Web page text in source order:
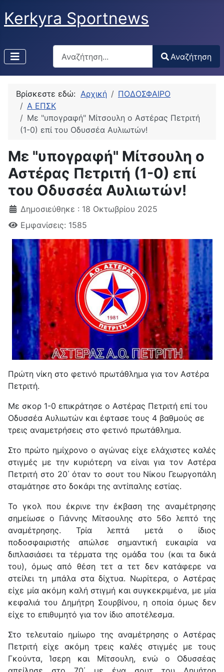
Kerkyra Sportnews
Αναζήτηση
Type 2 or more characters for results.
Αναζήτηση
Βρίσκεστε εδώ: Αρχική
ΠΟΔΟΣΦΑΙΡΟ
Α ΕΠΣΚ
Mε "υπογραφή" Μίτσουλη ο Αστέρας Πετριτή
(1-0) επί του Οδυσσέα Αυλιωτών!
Mε "υπογραφή" Μίτσουλη ο
Αστέρας Πετριτή (1-0) επί
του Οδυσσέα Αυλιωτών!
Δημοσιεύθηκε : 18 Οκτωβρίου 2025
Εμφανίσεις: 1585
Πρώτη νίκη στο φετινό πρωτάθλημα για τον Αστέρα
Πετριτή.
Με σκορ 1-0 επικράτησε ο Αστέρας Πετριτή επί του
Οδυσσέα Αυλιωτών και έφτασε τους 4 βαθμούς σε
τρεις αναμετρήσεις στο φετινό πρωτάθλημα.
Στο πρώτο ημίχρονο ο αγώνας είχε ελάχιστες καλές
στιγμές με την κυριότερη να είναι για τον Αστέρα
Πετριτή στο 20΄ όταν το σουτ του Νίκου Γεωργοπάλη
σταμάτησε στο δοκάρι της αντίπαλης εστίας.
Το γκολ που έκρινε την έκβαση της αναμέτρησης
σημείωσε ο Γιάννης Μίτσουλης στο 56ο λεπτό της
αναμέτρησης. Τρία λεπτά μετά ο ίδιος
ποδοσφαιριστής απώλσε σημαντική ευκαιρία να
διπλασιάσει τα τέρματα της ομάδα του (και τα δικά
του), όμως από θέση τετ α τετ δεν κατάφερε να
στείλει τη μπάλα στα δίχτυα. Νωρίτερα, ο Αστέρας
είχε μία ακόμη καλή στιγμή και συγκεκριμένα, με μία
κεφαλιά του Δημήτρη Σουρβίνου, η οποία όμως δεν
είχε το επιθυμητό για τον ίδιο αποτέλεσμα.
Στο τελευταίο ημίωρο της αναμέτρησης ο Αστέρας
Πετριτή είχε ακόμη τρεις καλές στιγμές με τους
Γκούντα, Ίσερη και Μίτσουλη, ενώ ο Οδυσσέας